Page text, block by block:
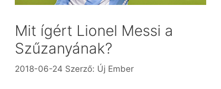
Mit ígért Lionel Messi a
Szűzanyának?
2018-06-24 Szerző: Új Ember